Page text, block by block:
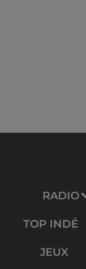
RADIO
TOP INDÉ
JEUX